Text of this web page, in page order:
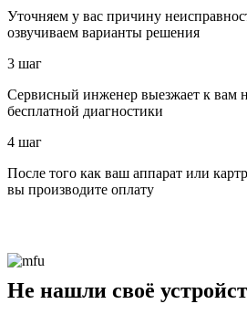
Уточняем у вас причину
озвучиваем варианты решения
3 шаг
Сервисный инженер выезжает к вам
бесплатной диагностики
4 шаг
После того как ваш аппарат или
вы производите оплату
Не нашли своё